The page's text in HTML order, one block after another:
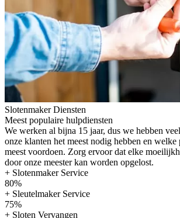
Slotenmaker Diensten
Meest populaire hulpdiensten
We werken al bijna 15 jaar, dus we hebben
onze klanten het meest nodig hebben en
meest voordoen. Zorg ervoor dat elke
door onze meester kan worden opgelost.
+ Slotenmaker Service
80%
+ Sleutelmaker Service
75%
+ Sloten Vervangen